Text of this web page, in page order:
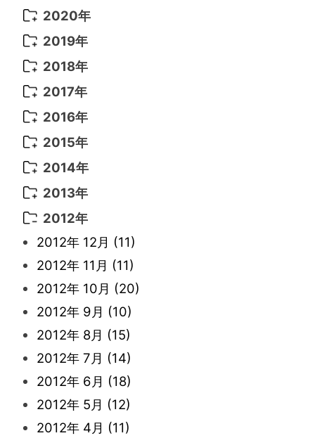
2022年 9月
2022年 8月
2022年 7月
2022年 6月
2022年 4月
2022年 3月
2022年 2月
2022年 1月
2021年 12月
2021年 11月
2021年 10月
2021年 9月
2021年 8月
2021年 6月
2021年 5月
2021年 4月
2021年 3月
2021年 2月(11)
2021年 1月(2)
2020年
2020年 8月
2020年 7月
2020年 6月
2020年 4月
2020年 3月
2019年
2019年 8月
2019年 7月
2019年 6月
2019年 3月
2019年 1月
2018年
2018年 5月
2018年 3月
2017年
2017年 7月
2017年 6月
2017年 5月
2016年
2016年 5月
2016年 4月
2016年 3月
2016年 2月
2016年 1月(10)
2015年
2015年 12月
2015年 11月
2015年 10月
2015年 9月 (13)
2015年 8月 (9)
2015年 7月(6)
2015年 6月 (9)
2015年 5月 (7)
2015年 4月 (8)
2015年 3月 (10)
2015年 2月 (6)
2015年 1月 (3)
2014年
2014年 12月
2014年 11月
2014年 10月 (6)
2014年 9月 (7)
2014年 8月(6)
2014年 7月 (16)
2014年 6月 (23)
2014年 5月 (14)
2014年 4月 (8)
2014年 3月 (6)
2014年 2月 (9)
2013年
2013年 12月
2013年 11月 (7)
2013年 10月(9)
2013年 9月 (9)
2013年 8月 (11)
2013年 7月 (13)
2013年 6月 (10)
2013年 5月 (11)
2013年 4月 (11)
2013年 3月 (9)
2012年
2012年 12月 (11)
2012年 11月 (11)
2012年 10月 (20)
2012年 9月 (10)
2012年 8月 (15)
2012年 7月 (14)
2012年 6月 (18)
2012年 5月 (12)
2012年 4月 (11)